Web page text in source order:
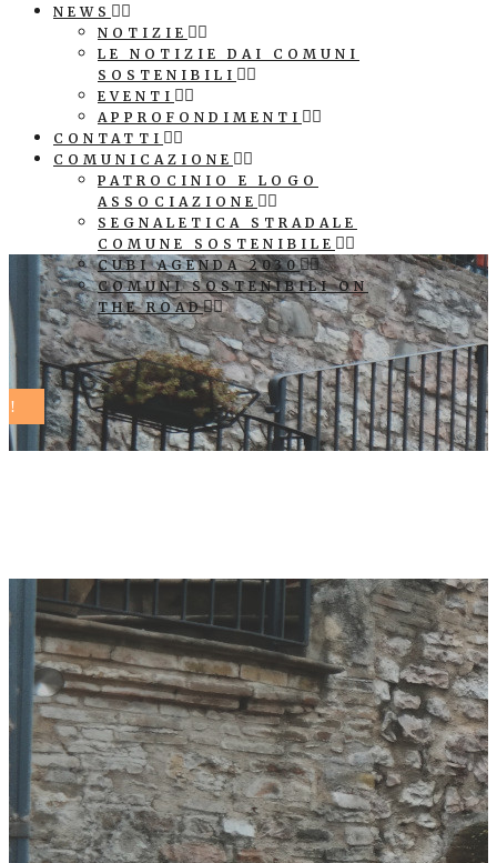
NEWS
NOTIZIE
LE NOTIZIE DAI COMUNI
SOSTENIBILI
EVENTI
APPROFONDIMENTI
CONTATTI
COMUNICAZIONE
PATROCINIO E LOGO
ASSOCIAZIONE
SEGNALETICA STRADALE
COMUNE SOSTENIBILE
CUBI AGENDA 2030
COMUNI SOSTENIBILI ON
THE ROAD